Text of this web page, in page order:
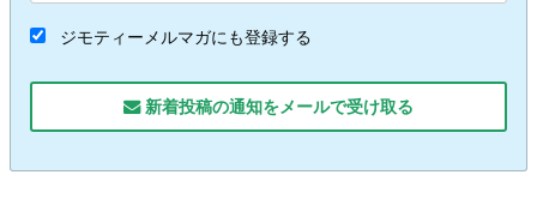
ジモティーメルマガにも登録する
新着投稿の通知をメールで受け取る